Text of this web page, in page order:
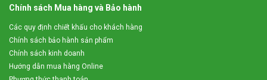
Năng suất bóc tác vỏ đạt 200 – 300 (Kg/h)
Phù hợp với nhiều mô hình trồng mắc ca
Chính sách Mua hàng và Bảo hành
Các quy định chiết khấu cho khách hàng
Chính sách bảo hành sản phẩm
Chính sách kinh doanh
Hướng dẫn mua hàng Online